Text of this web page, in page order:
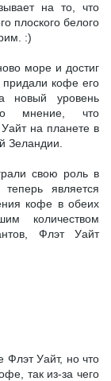
на то, что
плоского белого
:)
море и достиг
кофе его
новый уровень
мнение, что
на планете в
Зеландии.
свою роль в
является
кофе в обеих
количеством
Флэт Уайт
Флэт Уайт, но что
так из-за чего